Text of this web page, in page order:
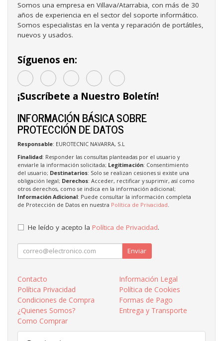
Somos una empresa en Villava/Atarrabia, con más de 30
años de experiencia en el sector del soporte informático.
Somos especialistas en la venta y reparación de portátiles,
nuevos y usados.
Síguenos en:
¡Suscríbete a Nuestro Boletín!
INFORMACIÓN BÁSICA SOBRE
PROTECCIÓN DE DATOS
Responsable: EUROTECNIC NAVARRA, S.L
Finalidad: Responder las consultas planteadas por el usuario y
enviarle la información solicitada; Legitimación: Consentimiento
del usuario; Destinatarios: Solo se realizan cesiones si existe una
obligación legal; Derechos: Acceder, rectificar y suprimir, así como
otros derechos, como se indica en la información adicional;
Información Adicional: Puede consultar la información completa
de Protección de Datos en nuestra Política de Privacidad.
He leído y acepto la Política de Privacidad.
Enviar
Contacto
Información Legal
Política Privacidad
Política de Cookies
Condiciones de Compra
Formas de Pago
¿Quienes Somos?
Entrega y Transporte
Como Comprar